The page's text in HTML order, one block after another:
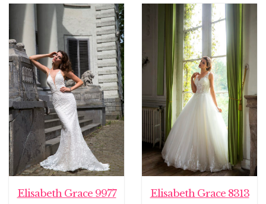
Elisabeth Grace 9977 Elisabeth Grace 8313